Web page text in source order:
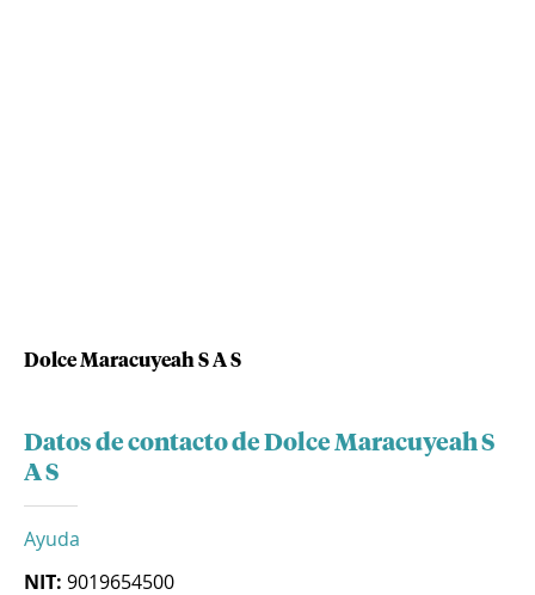
Dolce Maracuyeah S A S
Datos de contacto de Dolce Maracuyeah S
A S
Ayuda
NIT: 9019654500